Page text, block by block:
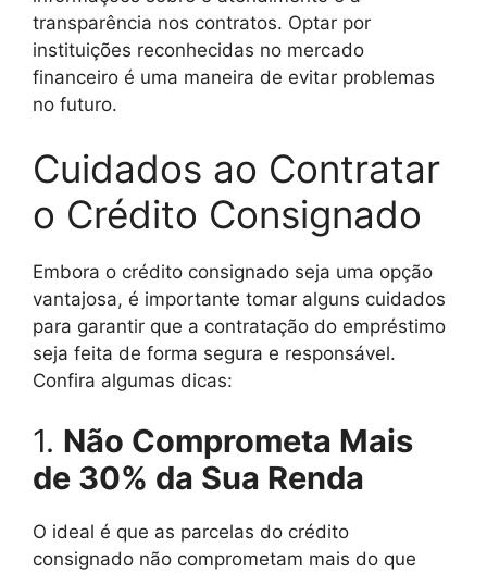
transparência nos contratos. Optar por
instituições reconhecidas no mercado
financeiro é uma maneira de evitar problemas
no futuro.
Cuidados ao Contratar
o Crédito Consignado
Embora o crédito consignado seja uma opção
vantajosa, é importante tomar alguns cuidados
para garantir que a contratação do empréstimo
seja feita de forma segura e responsável.
Confira algumas dicas:
1. Não Comprometa Mais
de 30% da Sua Renda
O ideal é que as parcelas do crédito
consignado não comprometam mais do que